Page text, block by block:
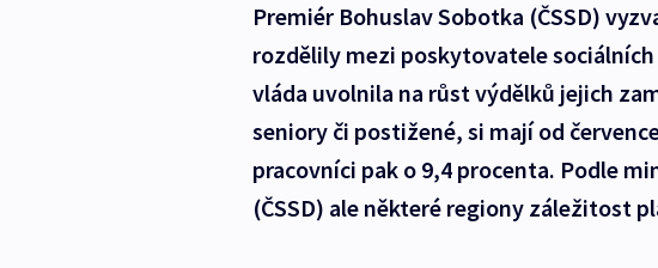
Premiér Bohuslav Sobotka (ČSSD)
rozdělily mezi poskytovatele
vláda uvolnila na růst výdělků jejich
seniory či postižené, si mají od
pracovníci pak o 9,4 procenta. Podle
(ČSSD) ale některé regiony záležitost